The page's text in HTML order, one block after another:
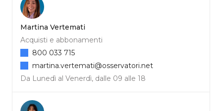
Martina Vertemati
Acquisti e abbonamenti
Da Lunedì al Venerdì, dalle 09 alle 18
800 033 715
martina.vertemati@osservatori.net